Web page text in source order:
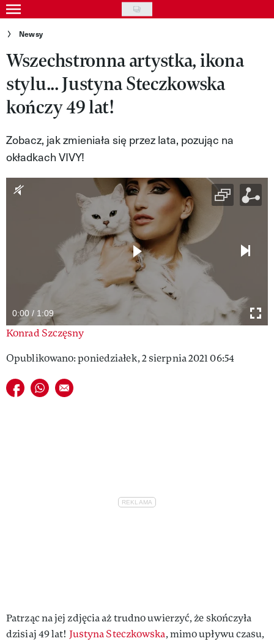
Skip
to
content
Gwiazdy
Ludzie
Moda
Uroda
Styl życia
Kultura
Wideo
VIVA!LIFESTYLE
VIVA!MAN
VIVA!PEOPLE POWER
VIVA!ITAKA
MAGAZYN VIVA!
Newsy
Wszechstronna artystka, ikona
stylu... Justyna Steczkowska
kończy 49 lat!
Zobacz, jak zmieniała się przez lata, pozując na
okładkach VIVY!
0:00 / 1:09
Konrad Szczęsny
Opublikowano: poniedziałek, 2 sierpnia 2021 06:54
Udostępnij na facebook
Udostępnij na whatsapp
E-mail do przyjaciela
Patrząc na jej zdjęcia aż trudno uwierzyć, że skończyła
dzisiaj 49 lat! Justyna Steczkowska, mimo upływu czasu,